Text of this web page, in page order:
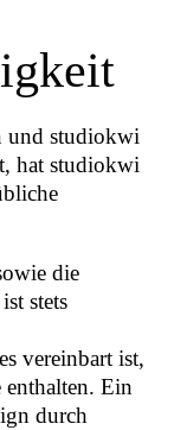
und studiokwi
hat studiokwi
die
stets
vereinbart ist,
Ein
durch